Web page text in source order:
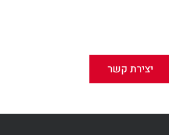
יצירת קשר